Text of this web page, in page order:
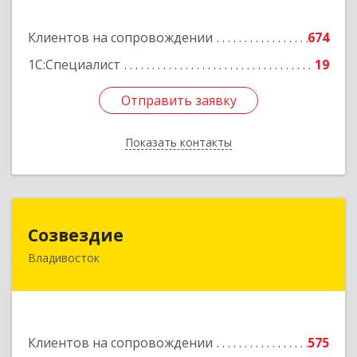
Клиентов на сопровождении
674
1С:Специалист
19
Отправить заявку
Показать контакты
Отправить заявку
Назад
Созвездие
Владивосток
Клиентов на сопровождении
575
690069, Приморский край, Владивосток г,